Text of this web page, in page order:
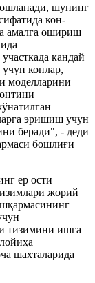
шунинг
кон-
амалга ошириш
кандай
конлар,
моделларини
эришиш учун
беради", - деди
бошлиғи
ер ости
жорий
тизимини ишга
шахталарида